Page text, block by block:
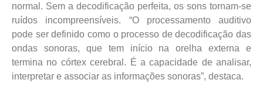
normal. Sem a decodificação perfeita, os sons tornam-se
ruídos incompreensíveis. “O processamento auditivo
pode ser definido como o processo de decodificação das
ondas sonoras, que tem início na orelha externa e
termina no córtex cerebral. É a capacidade de analisar,
interpretar e associar as informações sonoras”, destaca.